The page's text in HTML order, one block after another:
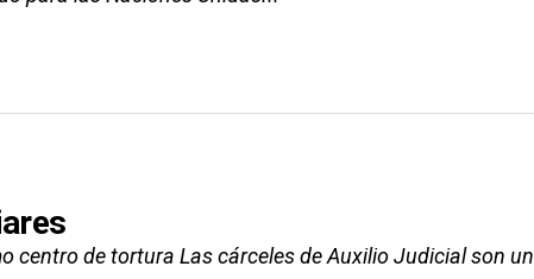
centro de tortura Las cárceles de Auxilio Judicial son